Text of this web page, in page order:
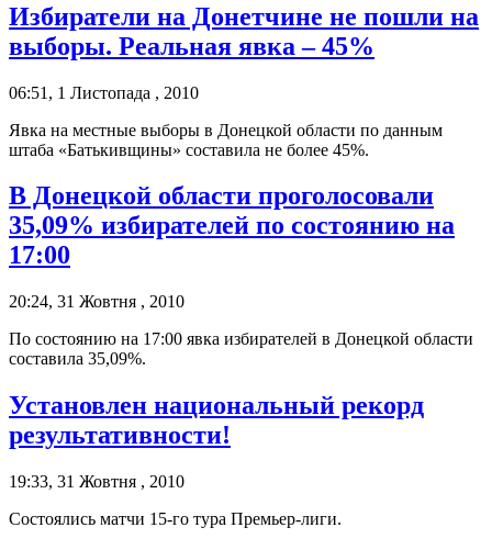
Избиратели на Донетчине не пошли на
выборы. Реальная явка – 45%
06:51, 1 Листопада , 2010
Явка на местные выборы в Донецкой области по данным
штаба «Батькивщины» составила не более 45%.
В Донецкой области проголосовали
35,09% избирателей по состоянию на
17:00
20:24, 31 Жовтня , 2010
По состоянию на 17:00 явка избирателей в Донецкой области
составила 35,09%.
Установлен национальный рекорд
результативности!
19:33, 31 Жовтня , 2010
Состоялись матчи 15-го тура Премьер-лиги.